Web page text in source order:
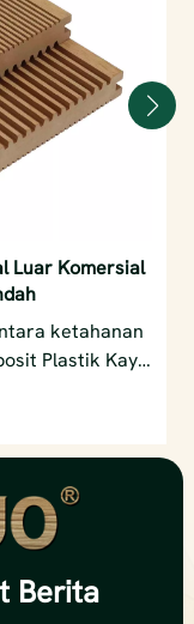
Luar Komersial
ketahanan
Plastik Kayu
Rendah
kaki yang
Ia tahan
serangga
komersial, patio
Berita